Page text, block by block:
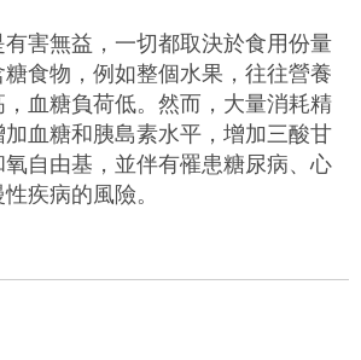
害無益，一切都取決於食用份量
食物，例如整個水果，往往營養
血糖負荷低。然而，大量消耗精
血糖和胰島素水平，增加三酸甘
自由基，並伴有罹患糖尿病、心
疾病的風險。